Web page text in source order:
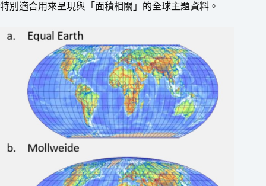
特別適合用來呈現與「面積相關」的全球主題資料。